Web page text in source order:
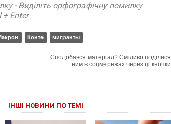
- Виділіть орфографічну помилку
+ Enter
Конте мигранты
Сподобався матеріал? Сміливо поділися
ним в соцмережах через ці кнопки
ІНШІ НОВИНИ ПО ТЕМІ